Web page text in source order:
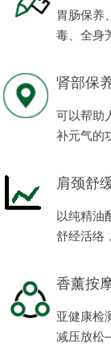
胃肠保养
毒、全身
肾部保
可以帮助
补元气的
肩颈舒
以纯精油
舒经活络
男性阳刚
香薰按
亚健康
减压放